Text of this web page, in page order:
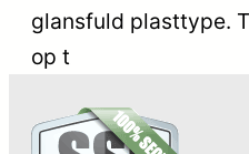
glansfuld plasttype.
op t